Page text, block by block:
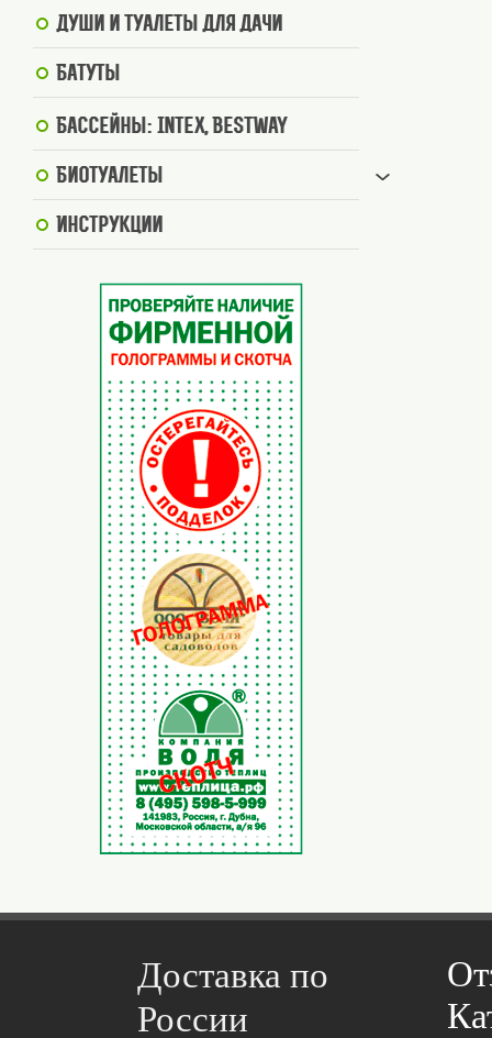
Души и туалеты для дачи
Батуты
Бассейны: Intex, BestWay
Биотуалеты
Инструкции
Доставка по
России